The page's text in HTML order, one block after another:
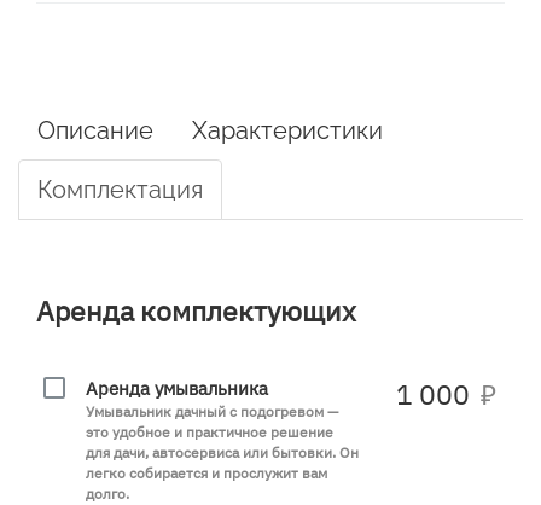
Описание Характеристики
Комплектация
Аренда комплектующих
Аренда умывальника
Умывальник дачный с подогревом —
это удобное и практичное решение
для дачи, автосервиса или бытовки. Он
легко собирается и прослужит вам
долго.
1 000 ₽